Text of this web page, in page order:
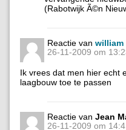
(Rabotwijk Ã©n
Reactie van william
26-11-2009 om
Ik vrees dat men hier echt
laagbouw toe te passen
Reactie van Jean
26-11-2009 om